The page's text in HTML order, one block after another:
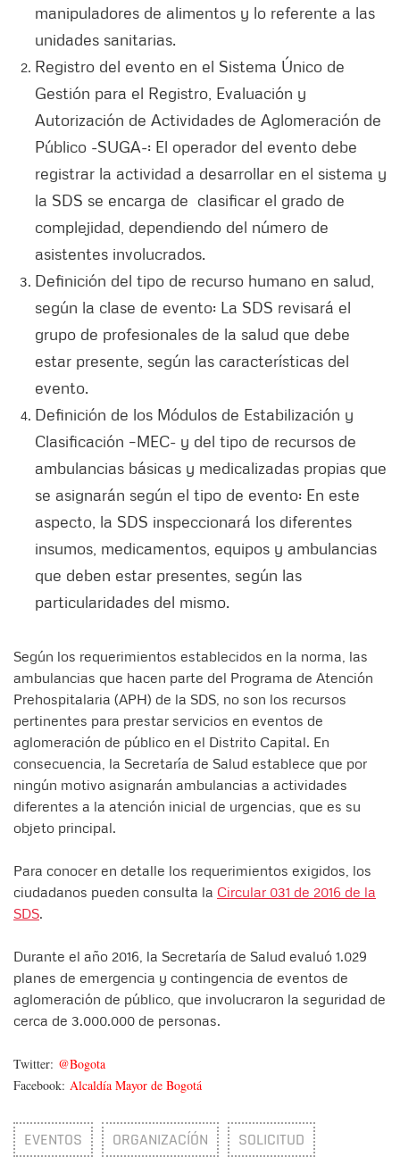
manipuladores de alimentos y lo referente a las
unidades sanitarias.
Registro del evento en el Sistema Único de
Gestión para el Registro, Evaluación y
Autorización de Actividades de Aglomeración de
Público -SUGA-: El operador del evento debe
registrar la actividad a desarrollar en el sistema y
la SDS se encarga de clasificar el grado de
complejidad, dependiendo del número de
asistentes involucrados.
Definición del tipo de recurso humano en salud,
según la clase de evento: La SDS revisará el
grupo de profesionales de la salud que debe
estar presente, según las características del
evento.
Definición de los Módulos de Estabilización y
Clasificación –MEC- y del tipo de recursos de
ambulancias básicas y medicalizadas propias que
se asignarán según el tipo de evento: En este
aspecto, la SDS inspeccionará los diferentes
insumos, medicamentos, equipos y ambulancias
que deben estar presentes, según las
particularidades del mismo.
Según los requerimientos establecidos en la norma, las
ambulancias que hacen parte del Programa de Atención
Prehospitalaria (APH) de la SDS, no son los recursos
pertinentes para prestar servicios en eventos de
aglomeración de público en el Distrito Capital. En
consecuencia, la Secretaría de Salud establece que por
ningún motivo asignarán ambulancias a actividades
diferentes a la atención inicial de urgencias, que es su
objeto principal.
Para conocer en detalle los requerimientos exigidos, los
ciudadanos pueden consulta la Circular 031 de 2016 de la
SDS.
Durante el año 2016, la Secretaría de Salud evaluó 1.029
planes de emergencia y contingencia de eventos de
aglomeración de público, que involucraron la seguridad de
cerca de 3.000.000 de personas.
Twitter: @Bogota
Facebook: Alcaldía Mayor de Bogotá
EVENTOS ORGANIZACÍÓN SOLICITUD